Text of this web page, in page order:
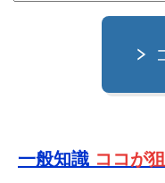
一般知識 ココが